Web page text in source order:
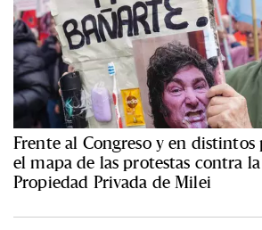
Frente al Congreso y en distintos
el mapa de las protestas contra
Propiedad Privada de Milei